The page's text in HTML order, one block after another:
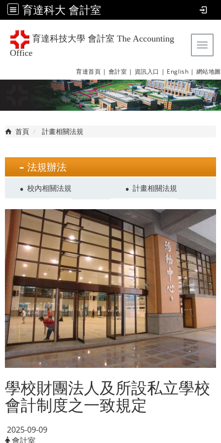
育達科大 會計室
育達科技大學 會計室 The Accounting
Office
育達首頁 | 會計室 | 資訊入口 | English | 網站地圖
首頁 計畫相關法規
法規辦法
校內相關法規 計畫相關法規
學校財團法人及所設私立學校
會計制度之一致規定
2025-09-09
會計室